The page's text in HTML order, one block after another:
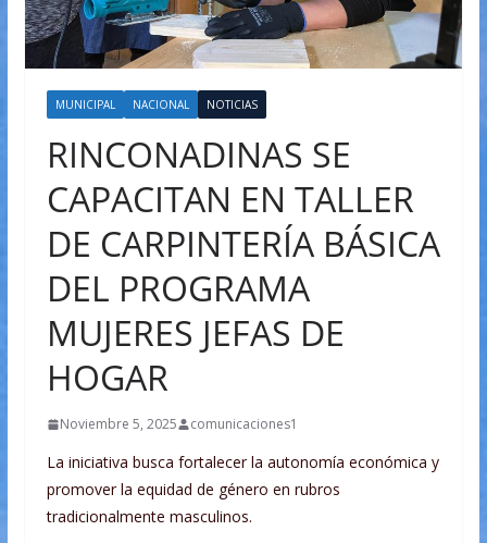
MUNICIPAL NACIONAL NOTICIAS
RINCONADINAS SE
CAPACITAN EN TALLER
DE CARPINTERÍA BÁSICA
DEL PROGRAMA
MUJERES JEFAS DE
HOGAR
Noviembre 5, 2025 comunicaciones1
La iniciativa busca fortalecer la autonomía económica y
promover la equidad de género en rubros
tradicionalmente masculinos.